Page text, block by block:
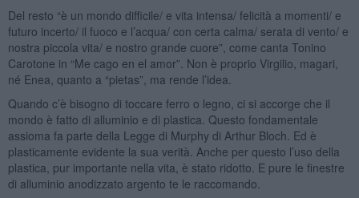
Del resto “è un mondo difficile/ e vita intensa/ felicità a momenti/ e
futuro incerto/ il fuoco e l’acqua/ con certa calma/ serata di vento/ e
nostra piccola vita/ e nostro grande cuore”, come canta Tonino
Carotone in “Me cago en el amor”. Non è proprio Virgilio, magari,
né Enea, quanto a “pietas”, ma rende l’idea.
Quando c’è bisogno di toccare ferro o legno, ci si accorge che il
mondo è fatto di alluminio e di plastica. Questo fondamentale
assioma fa parte della Legge di Murphy di Arthur Bloch. Ed è
plasticamente evidente la sua verità. Anche per questo l’uso della
plastica, pur importante nella vita, è stato ridotto. E pure le finestre
di alluminio anodizzato argento te le raccomando.